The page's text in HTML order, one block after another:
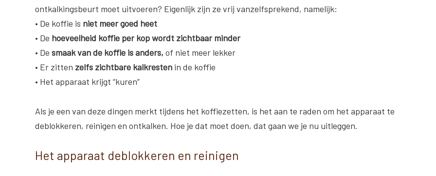
ontkalkingsbeurt moet uitvoeren? Eigenlijk zijn ze vrij vanzelfsprekend, namelijk:
• De koffie is niet meer goed heet
• De hoeveelheid koffie per kop wordt zichtbaar minder
• De smaak van de koffie is anders, of niet meer lekker
• Er zitten zelfs zichtbare kalkresten in de koffie
• Het apparaat krijgt “kuren”
Als je een van deze dingen merkt tijdens het koffiezetten, is het aan te raden om het apparaat te
deblokkeren, reinigen en ontkalken. Hoe je dat moet doen, dat gaan we je nu uitleggen.
Het apparaat deblokkeren en reinigen